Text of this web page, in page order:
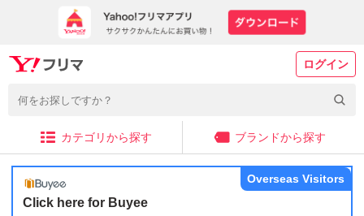
ログイン
カテゴリから探す ブランドから探す
Click here for Buyee
Overseas Visitors